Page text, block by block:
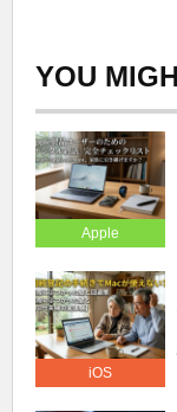
YOU
Apple
iOS